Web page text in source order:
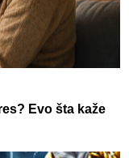
Evo šta kaže